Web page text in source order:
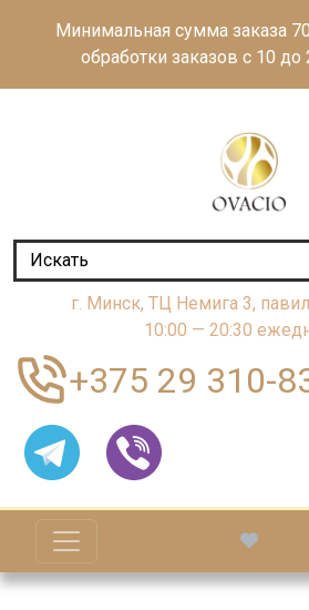
Минимальная сумма заказа
обработки заказов с 10 до
г. Минск, ТЦ Немига 3,
10:00 — 20:30
+375 29 310-